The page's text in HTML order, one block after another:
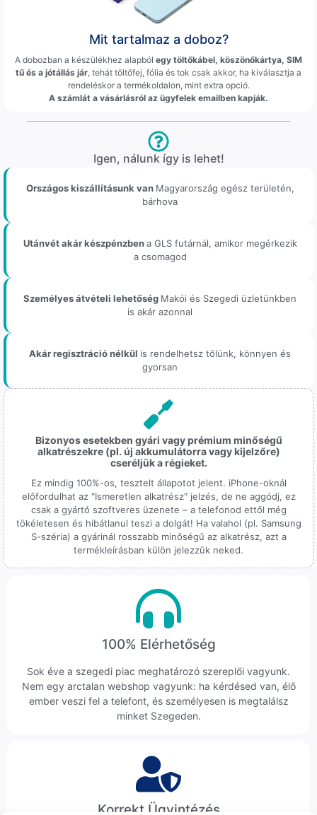
Mit tartalmaz a doboz?
A dobozban a készülékhez alapból egy töltőkábel, köszönőkártya, SIM
tű és a jótállás jár , tehát töltőfej, fólia és tok csak akkor, ha kiválasztja a
rendeléskor a termékoldalon, mint extra opció.
A számlát a vásárlásról az ügyfelek emailben kapják.
Igen, nálunk így is lehet!
Országos kiszállításunk van Magyarország egész területén,
bárhova
Utánvét akár készpénzbena GLS futárnál, amikor megérkezik
a csomagod
Személyes átvételi lehetőség Makói és Szegedi üzletünkben
is akár azonnal
Akár regisztráció nélkül is rendelhetsz tőlünk, könnyen és
gyorsan
Bizonyos esetekben gyári vagy prémium minőségű
alkatrészekre (pl. új akkumulátorra vagy kijelzőre)
cseréljük a régieket.
Ez mindig 100%-os, tesztelt állapotot jelent. iPhone-oknál
előfordulhat az "Ismeretlen alkatrész" jelzés, de ne aggódj, ez
csak a gyártó szoftveres üzenete – a telefonod ettől még
tökéletesen és hibátlanul teszi a dolgát! Ha valahol (pl. Samsung
S-széria) a gyárinál rosszabb minőségű az alkatrész, azt a
termékleírásban külön jelezzük neked.
100% Elérhetőség
Sok éve a szegedi piac meghatározó szereplői vagyunk.
Nem egy arctalan webshop vagyunk: ha kérdésed van, élő
ember veszi fel a telefont, és személyesen is megtalálsz
minket Szegeden.
Korrekt Ügyintézés